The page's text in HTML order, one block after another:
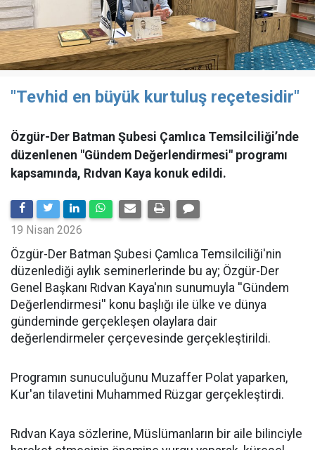
"Tevhid en büyük kurtuluş reçetesidir"
Özgür-Der Batman Şubesi Çamlıca Temsilciliği’nde
düzenlenen "Gündem Değerlendirmesi" programı
kapsamında, Rıdvan Kaya konuk edildi.
19 Nisan 2026
​Özgür-Der Batman Şubesi Çamlıca Temsilciliği'nin
düzenlediği aylık seminerlerinde bu ay; Özgür-Der
Genel Başkanı Rıdvan Kaya'nın sunumuyla ''Gündem
Değerlendirmesi'' konu başlığı ile ülke ve dünya
gündeminde gerçekleşen olaylara dair
değerlendirmeler çerçevesinde gerçekleştirildi.
Programın sunuculuğunu Muzaffer Polat yaparken,
Kur'an tilavetini Muhammed Rüzgar gerçekleştirdi.
Rıdvan Kaya sözlerine, Müslümanların bir aile bilinciyle